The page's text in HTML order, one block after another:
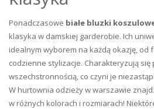
Ponadczasowe białe bluzki
klasyka w damskiej garderobie. Ich
idealnym wyborem na każdą okazję, od
codzienne stylizacje. Charakteryzują się
wszechstronnością, co czyni je
W hurtownia odzieży w warszawie
w różnych kolorach i rozmiarach!